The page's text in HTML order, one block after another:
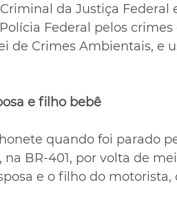
da Justiça Federal
Federal pelos
de Crimes Ambientais, e
e filho bebê
quando foi parado
BR-401, por volta de
e o filho do motorista,